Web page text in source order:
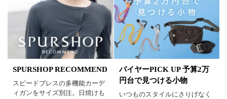
SPURSHOP RECOMMEND
スピードブレスの多機能カーデ
ィガンをサイズ別注。日焼けも
バイヤーPICK UP 予算2万
円台で見つける小物
いつものスタイルにさりげなく